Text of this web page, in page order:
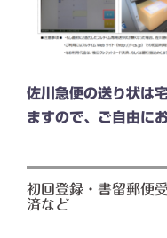
佐川急便の送り状は
ますので、ご自由に
初回登録・書留郵便
済など